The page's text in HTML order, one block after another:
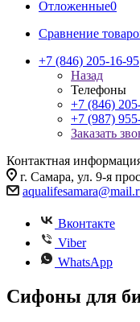
Отложенные0
Сравнение
+7 (846) 205-16-95
Назад
Телефоны
+7 (846)
+7 (987)
Заказать
Контактная
г. Самара, ул. 9-я
Вконтакте
Viber
WhatsApp
Сифоны для